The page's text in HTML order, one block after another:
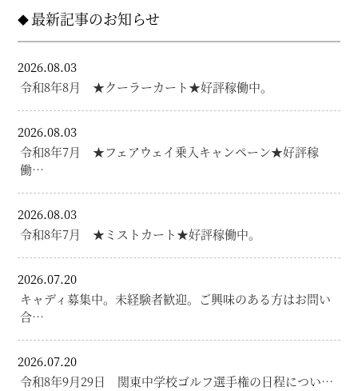
最新記事のお知らせ
2026.08.03
令和8年8月 ★クーラーカート★好評稼働中。
2026.08.03
令和8年7月 ★フェアウェイ乗入キャンペーン★好評稼
働…
2026.08.03
令和8年7月 ★ミストカート★好評稼働中。
2026.07.20
キャディ募集中。未経験者歓迎。ご興味のある方はお問い
合…
2026.07.20
令和8年9月29日 関東中学校ゴルフ選手権の日程につい…